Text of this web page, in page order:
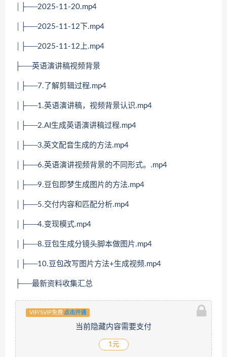
│├──2025-11-20.mp4
│├──2025-11-12下.mp4
│├──2025-11-12上.mp4
├──英语演讲稿视频背景
│├──7.了解剪辑过程.mp4
│├──1.英语演讲稿，视频背景认识.mp4
│├──2.AI生成英语演讲稿过程.mp4
│├──3,英文配音生成的方法.mp4
│├──6.英语演讲视频背景的不同形式。.mp4
│├──9.豆包即梦生成图片的方法.mp4
│├──5.交付内容和匹配分析.mp4
│├──4.变现模式.mp4
│├──8.豆包生成分镜头脚本做图片.mp4
│├──10.豆包改写图片方法+生成视频.mp4
├──最新资料收集汇总
VIP/SVIP免费 点击开通
当前隐藏内容需要支付
1元